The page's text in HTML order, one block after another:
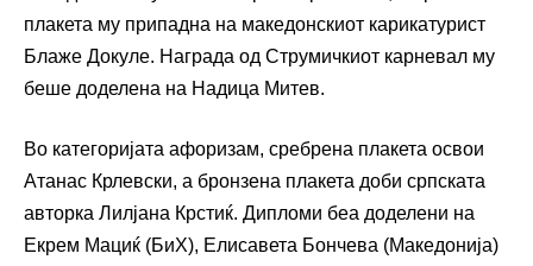
плакета му припадна на македонскиот карикатурист
Блаже Докуле. Награда од Струмичкиот карневал му
беше доделена на Надица Митев.
Во категоријата афоризам, сребрена плакета освои
Атанас Крлевски, а бронзена плакета доби српската
авторка Лилјана Крстиќ. Дипломи беа доделени на
Екрем Мациќ (БиХ), Елисавета Бончева (Македонија)